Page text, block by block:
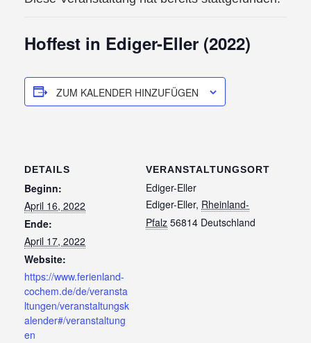
Hoffest in Ediger-Eller (2022)
ZUM KALENDER HINZUFÜGEN
DETAILS
Beginn:
April 16, 2022
Ende:
April 17, 2022
Website:
https://www.ferienland-
cochem.de/de/veransta
ltungen/veranstaltungsk
alender#/veranstaltung
en
VERANSTALTUNGSORT
Ediger-Eller
Ediger-Eller, Rheinland-
Pfalz 56814 Deutschland